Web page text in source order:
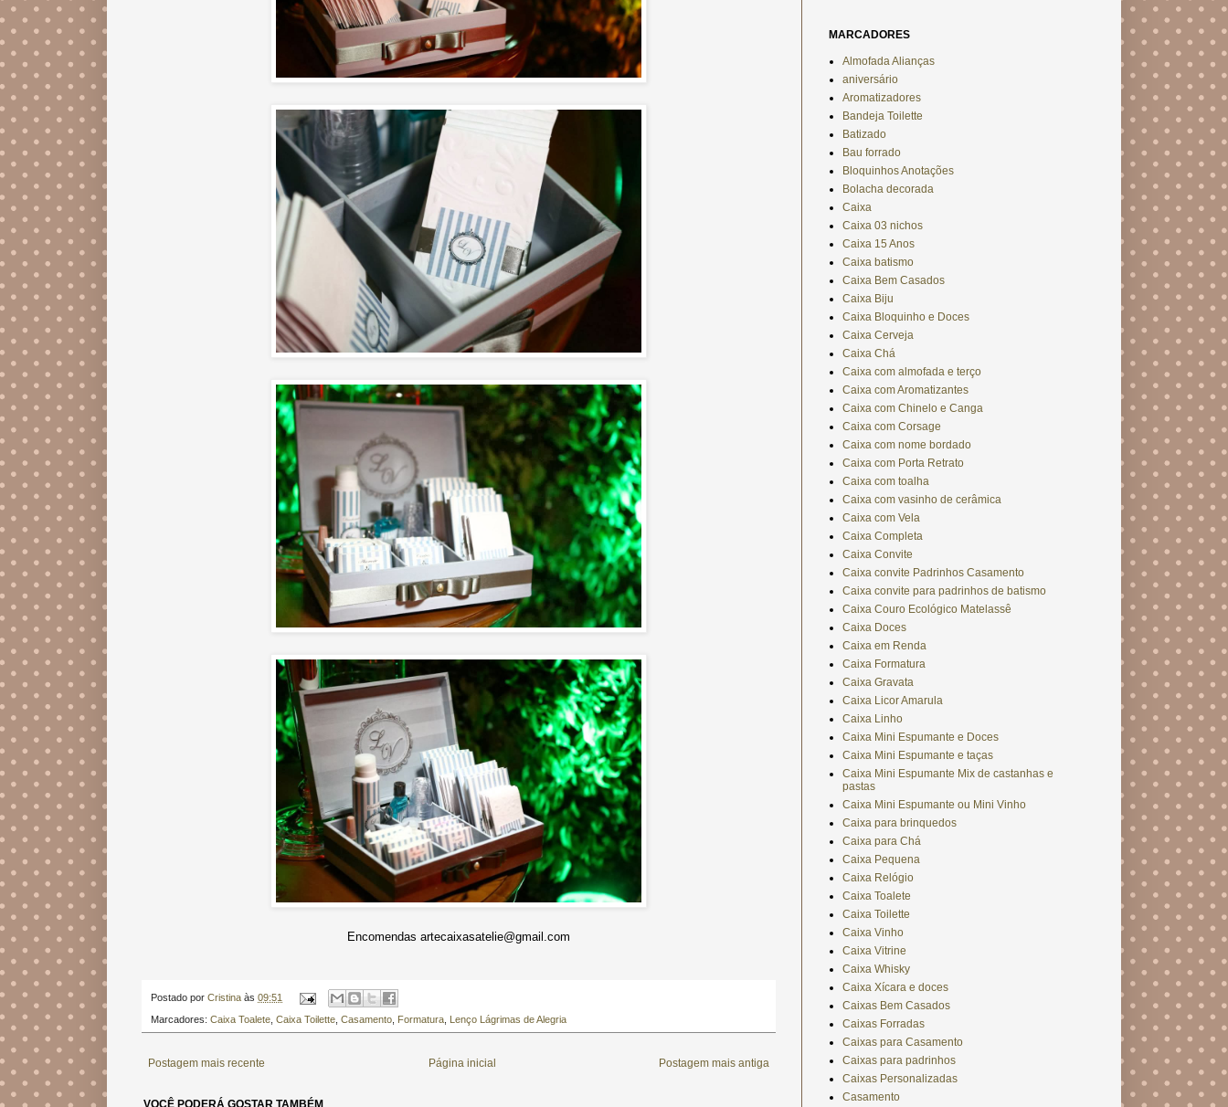
Encomendas artecaixasatelie@gmail.com
Postado por Cristina às 09:51
Marcadores: Caixa Toalete, Caixa Toilette, Casamento, Formatura, Lenço Lágrimas de Alegria
Postagem mais recente Postagem mais antiga
Página inicial
MARCADORES
Almofada Alianças
aniversário
Aromatizadores
Bandeja Toilette
Batizado
Bau forrado
Bloquinhos Anotações
Bolacha decorada
Caixa
Caixa 03 nichos
Caixa 15 Anos
Caixa batismo
Caixa Bem Casados
Caixa Biju
Caixa Bloquinho e Doces
Caixa Cerveja
Caixa Chá
Caixa com almofada e terço
Caixa com Aromatizantes
Caixa com Chinelo e Canga
Caixa com Corsage
Caixa com nome bordado
Caixa com Porta Retrato
Caixa com toalha
Caixa com vasinho de cerâmica
Caixa com Vela
Caixa Completa
Caixa Convite
Caixa convite Padrinhos Casamento
Caixa convite para padrinhos de batismo
Caixa Couro Ecológico Matelassê
Caixa Doces
Caixa em Renda
Caixa Formatura
Caixa Gravata
Caixa Licor Amarula
Caixa Linho
Caixa Mini Espumante e Doces
Caixa Mini Espumante e taças
Caixa Mini Espumante Mix de castanhas e
pastas
Caixa Mini Espumante ou Mini Vinho
Caixa para brinquedos
Caixa para Chá
Caixa Pequena
Caixa Relógio
Caixa Toalete
Caixa Toilette
Caixa Vinho
Caixa Vitrine
Caixa Whisky
Caixa Xícara e doces
Caixas Bem Casados
Caixas Forradas
Caixas para Casamento
Caixas para padrinhos
Caixas Personalizadas
Casamento